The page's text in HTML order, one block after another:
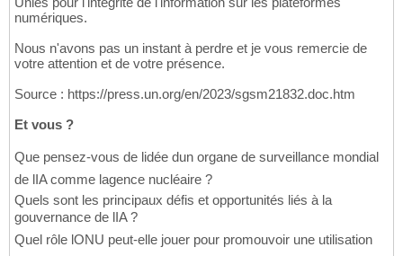
numériques.
Nous n'avons pas un instant à perdre et je vous remercie de
votre attention et de votre présence.
Source : https://press.un.org/en/2023/sgsm21832.doc.htm
Et vous ?
Que pensez-vous de lidée dun organe de surveillance mondial
de lIA comme lagence nucléaire ?
Quels sont les principaux défis et opportunités liés à la
gouvernance de lIA ?
Quel rôle lONU peut-elle jouer pour promouvoir une utilisation